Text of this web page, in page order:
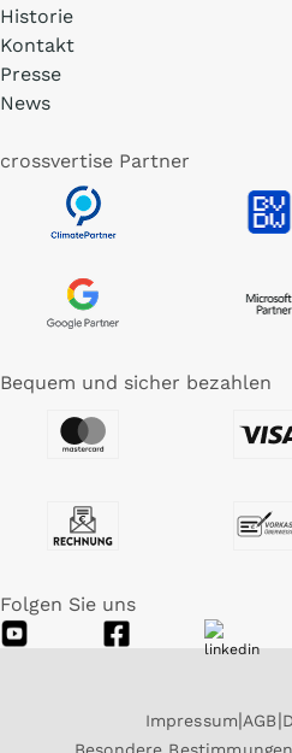
Historie
Kontakt
Presse
News
crossvertise Partner
Bequem und sicher bezahlen
Folgen Sie uns
Impressum AGB